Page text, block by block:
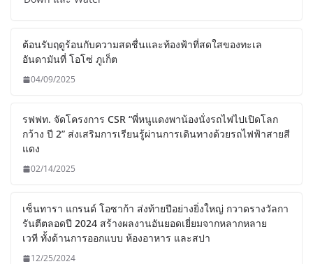
ต้อนรับฤดูร้อนกับความสดชื่นและท้องฟ้าที่สดใสของทะเล
อันดามันที่ โอโซ่ ภูเก็ต
04/09/2025
รฟฟท. จัดโครงการ CSR “พี่หนูแดงพาน้องนั่งรถไฟไปเปิดโลก
กว้าง ปี 2” ส่งเสริมการเรียนรู้ผ่านการเดินทางด้วยรถไฟฟ้าสายสี
แดง
02/14/2025
เซ็นทารา แกรนด์ โอซาก้า ส่งท้ายปีอย่างยิ่งใหญ่ กวาดรางวัลกา
รันตีตลอดปี 2024 สร้างผลงานอันยอดเยี่ยมจากหลากหลาย
เวที ทั้งด้านการออกแบบ ห้องอาหาร และสปา
12/25/2024